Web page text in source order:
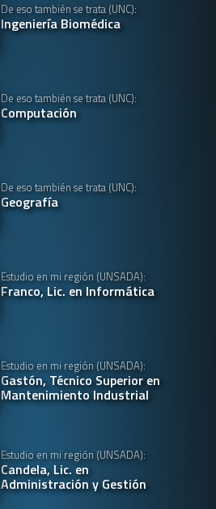
De eso también se trata (UNC):
Ingeniería Biomédica
De eso también se trata (UNC):
Computación
De eso también se trata (UNC):
Geografía
Estudio en mi región (UNSADA):
Franco, Lic. en Informática
Estudio en mi región (UNSADA):
Gastón, Técnico Superior en
Mantenimiento Industrial
Estudio en mi región (UNSADA):
Candela, Lic. en
Administración y Gestión